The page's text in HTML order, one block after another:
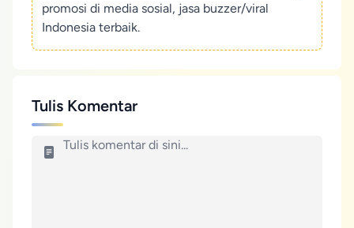
promosi di media sosial, jasa buzzer/viral
Indonesia terbaik.
Tulis Komentar